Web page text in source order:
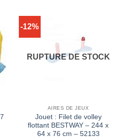
-12%
RUPTURE DE STOCK
AIRES DE JEUX
Jouet : Filet de volley
flottant BESTWAY – 244 x
64 x 76 cm – 52133